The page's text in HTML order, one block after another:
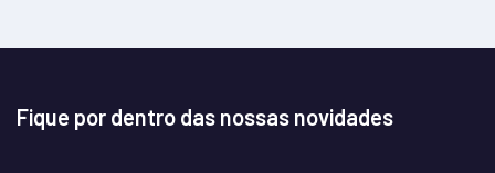
Fique por dentro das nossas novidades